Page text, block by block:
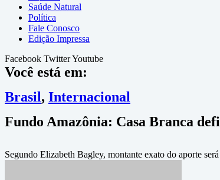
Saúde Natural
Política
Fale Conosco
Edição Impressa
Facebook TwitterYoutube
Você está em:
Brasil, Internacional
Fundo Amazônia: Casa Branca
Segundo Elizabeth Bagley, montante exato do aporte